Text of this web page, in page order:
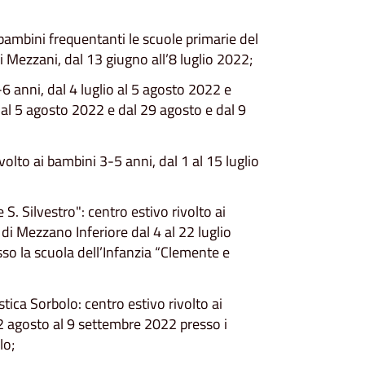
frequentanti le scuole primarie del
dal 13 giugno all’8 luglio 2022;
anni, dal 4 luglio al 5 agosto 2022 e
5 agosto 2022 e dal 29 agosto e dal 9
ai bambini 3-5 anni, dal 1 al 15 luglio
S. Silvestro": centro estivo rivolto ai
Mezzano Inferiore dal 4 al 22 luglio
la scuola dell’Infanzia “Clemente e
Sorbolo: centro estivo rivolto ai
agosto al 9settembre2022 presso i